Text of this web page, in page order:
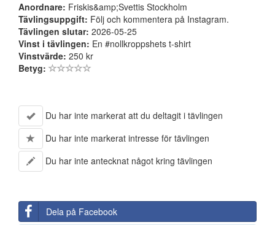
Anordnare: Friskis&amp;Svettis Stockholm
Tävlingsuppgift: Följ och kommentera på Instagram.
Tävlingen slutar: 2026-05-25
Vinst i tävlingen: En #nollkroppshets t-shirt
Vinstvärde: 250 kr
Betyg:
Du har inte markerat att du deltagit i tävlingen
Du har inte markerat intresse för tävlingen
Du har inte antecknat något kring tävlingen
Dela på Facebook